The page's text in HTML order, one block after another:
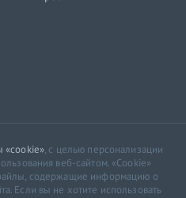
«cookie», с целью персонализации
веб-сайтом. «Cookie»
содержащие информацию о
Если вы не хотите использовать